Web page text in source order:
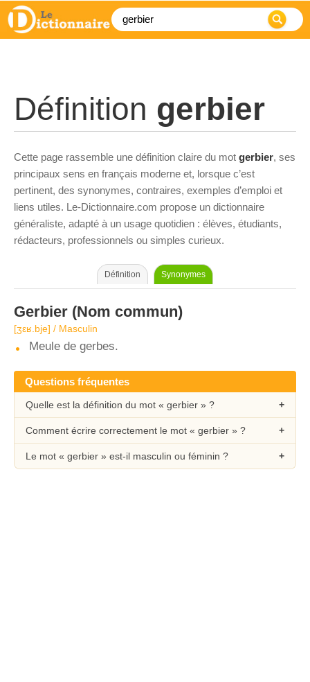
Définition gerbier
Cette page rassemble une définition claire du mot gerbier, ses
principaux sens en français moderne et, lorsque c’est
pertinent, des synonymes, contraires, exemples d’emploi et
liens utiles. Le-Dictionnaire.com propose un dictionnaire
généraliste, adapté à un usage quotidien : élèves, étudiants,
rédacteurs, professionnels ou simples curieux.
Définition Synonymes
Gerbier (Nom commun)
[ʒɛʁ.bje] / Masculin
Meule de gerbes.
Questions fréquentes
Quelle est la définition du mot « gerbier » ?
Comment écrire correctement le mot « gerbier » ?
Le mot « gerbier » est-il masculin ou féminin ?